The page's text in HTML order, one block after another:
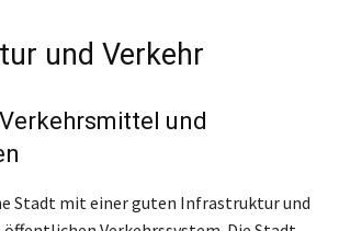
und Verkehr
und
Stadt mit einer guten Infrastruktur und